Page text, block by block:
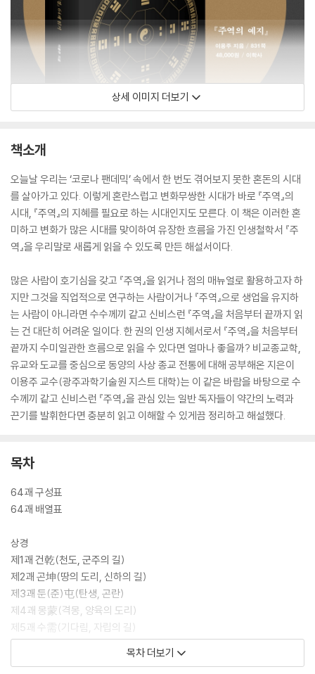
상세 이미지 더보기
책소개
오늘날 우리는 ‘코로나 팬데믹’ 속에서 한 번도 겪어보지 못한 혼돈의 시대
를 살아가고 있다. 이렇게 혼란스럽고 변화무쌍한 시대가 바로 『주역』의
시대, 『주역』의 지혜를 필요로 하는 시대인지도 모른다. 이 책은 이러한 혼
미하고 변화가 많은 시대를 맞이하여 유장한 흐름을 가진 인생철학서 『주
역』을 우리말로 새롭게 읽을 수 있도록 만든 해설서이다.
많은 사람이 호기심을 갖고 『주역』을 읽거나 점의 매뉴얼로 활용하고자 하
지만 그것을 직업적으로 연구하는 사람이거나 『주역』으로 생업을 유지하
는 사람이 아니라면 수수께끼 같고 신비스런 『주역』을 처음부터 끝까지 읽
는 건 대단히 어려운 일이다. 한 권의 인생 지혜서로서 『주역』을 처음부터
끝까지 수미일관한 흐름으로 읽을 수 있다면 얼마나 좋을까? 비교종교학,
유교와 도교를 중심으로 동양의 사상 종교 전통에 대해 공부해온 지은이
이용주 교수(광주과학기술원 지스트 대학)는 이 같은 바람을 바탕으로 수
수께끼 같고 신비스런 『주역』을 관심 있는 일반 독자들이 약간의 노력과
끈기를 발휘한다면 충분히 읽고 이해할 수 있게끔 정리하고 해설했다.
목차
64괘 구성표
64괘 배열표
상경
제1괘 건乾(천도, 군주의 길)
제2괘 곤坤(땅의 도리, 신하의 길)
제3괘 둔(준)屯(탄생, 곤란)
제4괘 몽蒙(격몽, 양육의 도리)
제5괘 수需(기다림, 자립의 길)
제6괘 訟(소송, 투쟁)
제7괘 사師(전쟁, 상벌의 원칙)
목차 더보기